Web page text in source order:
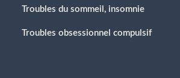
Troubles du sommeil, insomnie
Troubles obsessionnel compulsif